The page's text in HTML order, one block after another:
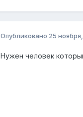
Опубликовано 25
Нужен человек